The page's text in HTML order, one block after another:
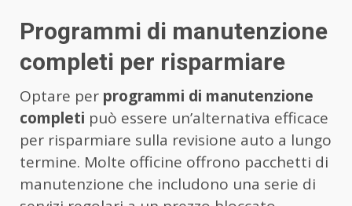
Programmi di manutenzione
completi per risparmiare
Optare per programmi di manutenzione
completi può essere un’alternativa efficace
per risparmiare sulla revisione auto a lungo
termine. Molte officine offrono pacchetti di
manutenzione che includono una serie di